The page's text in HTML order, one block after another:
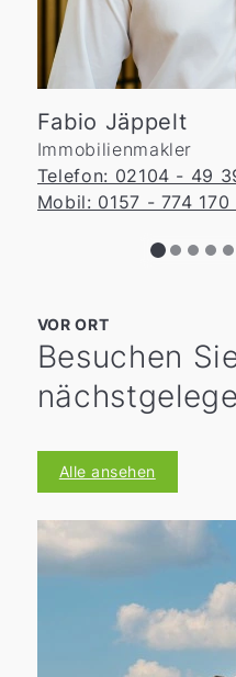
Fabio Jäppelt
Immobilienmakler
Telefon: 02104 - 49
Mobil: 0157 - 774 170
VOR ORT
Besuchen
Alle ansehen